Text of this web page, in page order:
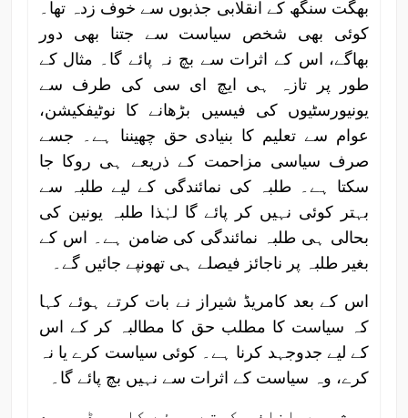
بھگت سنگھ کے انقلابی جذبوں سے خوف زدہ تھا۔
کوئی بھی شخص سیاست سے جتنا بھی دور
بھاگے، اس کے اثرات سے بچ نہ پائے گا۔ مثال کے
طور پر تازہ ہی ایچ ای سی کی طرف سے
یونیورسٹیوں کی فیسیں بڑھانے کا نوٹیفکیشن،
عوام سے تعلیم کا بنیادی حق چھیننا ہے۔ جسے
صرف سیاسی مزاحمت کے ذریعے ہی روکا جا
سکتا ہے۔ طلبہ کی نمائندگی کے لیے طلبہ سے
بہتر کوئی نہیں کر پائے گا لہٰذا طلبہ یونین کی
بحالی ہی طلبہ نمائندگی کی ضامن ہے۔ اس کے
بغیر طلبہ پر ناجائز فیصلے ہی تھونپے جائیں گے۔
اس کے بعد کامریڈ شیراز نے بات کرتے ہوئے کہا
کہ سیاست کا مطلب حق کا مطالبہ کر کے اس
کے لیے جدوجہد کرنا ہے۔ کوئی سیاست کرے یا نہ
کرے، وہ سیاست کے اثرات سے نہیں بچ پائے گا۔